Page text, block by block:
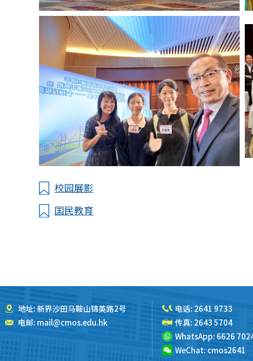
校园展影
国民教育
地址: 新界沙田马鞍山锦英路2号
电邮: mail@cmos.edu.hk
电话: 2641 9733
传真: 2643 5704
WhatsApp: 6626
WeChat: cmos2641